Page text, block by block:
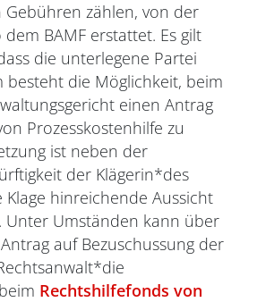
Gebühren zählen, von der
dem BAMF erstattet. Es gilt
die unterlegene Partei
besteht die Möglichkeit, beim
einen Antrag
Prozesskostenhilfe zu
ist neben der
der Klägerin*des
Klage hinreichende Aussicht
Unter Umständen kann über
auf Bezuschussung der
Rechtshilfefonds von